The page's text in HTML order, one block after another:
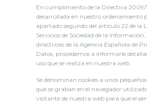
En cumplimiento de la Directiva 2009/
desarrollada en nuestro ordenamiento
apartado segundo del artículo 22 de la
Servicios de Sociedad de la
directrices de la Agencia Española de
Datos, procedemos a informarle
uso que se realiza en nuestra web.
Se denominan cookies a unos
que se graban en el navegador
visitante de nuestra web para que el